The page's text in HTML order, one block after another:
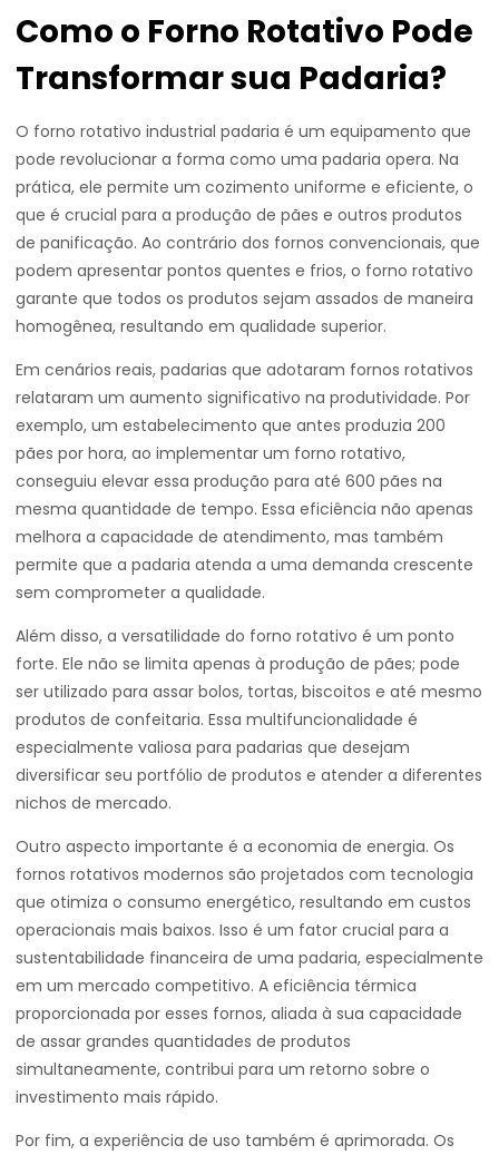
Como o Forno Rotativo Pode
Transformar sua Padaria?
O forno rotativo industrial padaria é um equipamento que
pode revolucionar a forma como uma padaria opera. Na
prática, ele permite um cozimento uniforme e eficiente, o
que é crucial para a produção de pães e outros produtos
de panificação. Ao contrário dos fornos convencionais, que
podem apresentar pontos quentes e frios, o forno rotativo
garante que todos os produtos sejam assados de maneira
homogênea, resultando em qualidade superior.
Em cenários reais, padarias que adotaram fornos rotativos
relataram um aumento significativo na produtividade. Por
exemplo, um estabelecimento que antes produzia 200
pães por hora, ao implementar um forno rotativo,
conseguiu elevar essa produção para até 600 pães na
mesma quantidade de tempo. Essa eficiência não apenas
melhora a capacidade de atendimento, mas também
permite que a padaria atenda a uma demanda crescente
sem comprometer a qualidade.
Além disso, a versatilidade do forno rotativo é um ponto
forte. Ele não se limita apenas à produção de pães; pode
ser utilizado para assar bolos, tortas, biscoitos e até mesmo
produtos de confeitaria. Essa multifuncionalidade é
especialmente valiosa para padarias que desejam
diversificar seu portfólio de produtos e atender a diferentes
nichos de mercado.
Outro aspecto importante é a economia de energia. Os
fornos rotativos modernos são projetados com tecnologia
que otimiza o consumo energético, resultando em custos
operacionais mais baixos. Isso é um fator crucial para a
sustentabilidade financeira de uma padaria, especialmente
em um mercado competitivo. A eficiência térmica
proporcionada por esses fornos, aliada à sua capacidade
de assar grandes quantidades de produtos
simultaneamente, contribui para um retorno sobre o
investimento mais rápido.
Por fim, a experiência de uso também é aprimorada. Os